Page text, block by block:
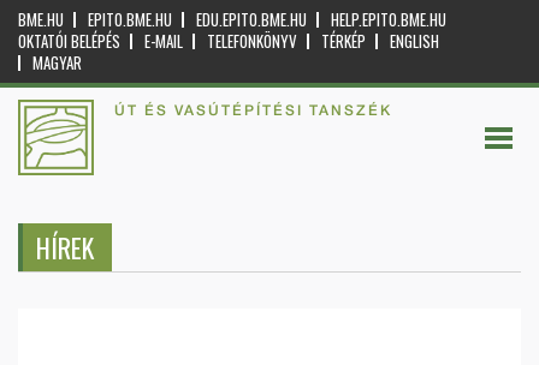
BME.HU EPITO.BME.HU EDU.EPITO.BME.HU
HELP.EPITO.BME.HU
OKTATÓI BELÉPÉS
E-MAIL TELEFONKÖNYV TÉRKÉP
ENGLISH
MAGYAR
ÚT ÉS VASÚTÉPÍTÉSI TANSZÉK
HÍREK